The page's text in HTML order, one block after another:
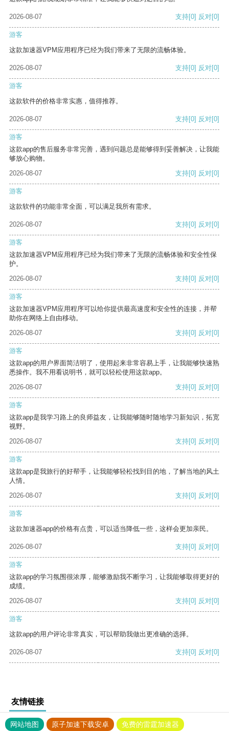
2026-08-07 支持[0] 反对[0]
游客
这款加速器VPM应用程序已经为我们带来了无限的流畅体验。
2026-08-07 支持[0] 反对[0]
游客
这款软件的价格非常实惠，值得推荐。
2026-08-07 支持[0] 反对[0]
游客
这款app的售后服务非常完善，遇到问题总是能够得到妥善解决，让我能
够放心购物。
2026-08-07
支持[0] 反对[0]
游客
这款软件的功能非常全面，可以满足我所有需求。
2026-08-07 支持[0] 反对[0]
游客
这款加速器VPM应用程序已经为我们带来了无限的流畅体验和安全性保
护。
2026-08-07
支持[0] 反对[0]
游客
这款加速器VPM应用程序可以给你提供最高速度和安全性的连接，并帮
助你在网络上自由移动。
2026-08-07
支持[0] 反对[0]
游客
这款app的用户界面简洁明了，使用起来非常容易上手，让我能够快速熟
悉操作。我不用看说明书，就可以轻松使用这款app。
2026-08-07
支持[0] 反对[0]
游客
这款app是我学习路上的良师益友，让我能够随时随地学习新知识，拓宽
视野。
2026-08-07
支持[0] 反对[0]
游客
这款app是我旅行的好帮手，让我能够轻松找到目的地，了解当地的风土
人情。
2026-08-07
支持[0] 反对[0]
游客
这款加速器app的价格有点贵，可以适当降低一些，这样会更加亲民。
2026-08-07 支持[0] 反对[0]
游客
这款app的学习氛围很浓厚，能够激励我不断学习，让我能够取得更好的
成绩。
2026-08-07
支持[0] 反对[0]
游客
这款app的用户评论非常真实，可以帮助我做出更准确的选择。
2026-08-07 支持[0] 反对[0]
友情链接
网站地图 原子加速下载安卓 免费的雷霆加速器